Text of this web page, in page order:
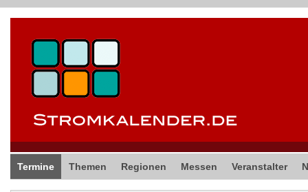
Termine Themen Regionen Messen Veranstalter